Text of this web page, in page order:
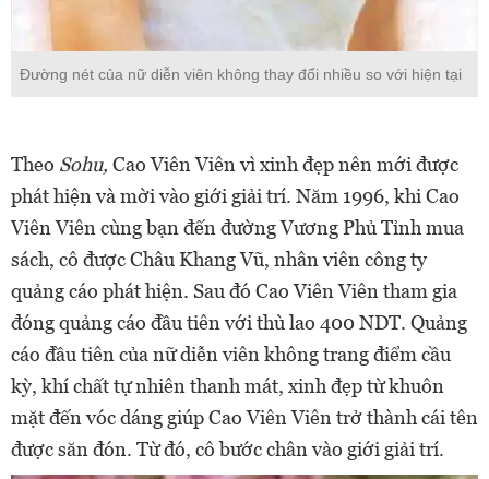
Đường nét của nữ diễn viên không thay đổi nhiều so với hiện tại
Theo Sohu, Cao Viên Viên vì xinh đẹp nên mới được
phát hiện và mời vào giới giải trí. Năm 1996, khi Cao
Viên Viên cùng bạn đến đường Vương Phủ Tỉnh mua
sách, cô được Châu Khang Vũ, nhân viên công ty
quảng cáo phát hiện. Sau đó Cao Viên Viên tham gia
đóng quảng cáo đầu tiên với thù lao 400 NDT. Quảng
cáo đầu tiên của nữ diễn viên không trang điểm cầu
kỳ, khí chất tự nhiên thanh mát, xinh đẹp từ khuôn
mặt đến vóc dáng giúp Cao Viên Viên trở thành cái tên
được săn đón. Từ đó, cô bước chân vào giới giải trí.